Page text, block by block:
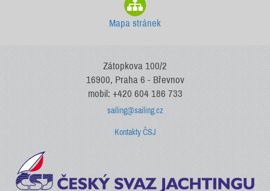
Mapa stránek
Zátopkova 100/2
16900, Praha 6 - Břevnov
mobil: +420 604 186 733
sailing@sailing.cz
Kontakty ČSJ